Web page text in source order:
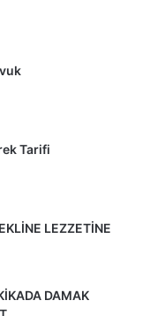
Tarifi
LEZZETİNE
DAMAK